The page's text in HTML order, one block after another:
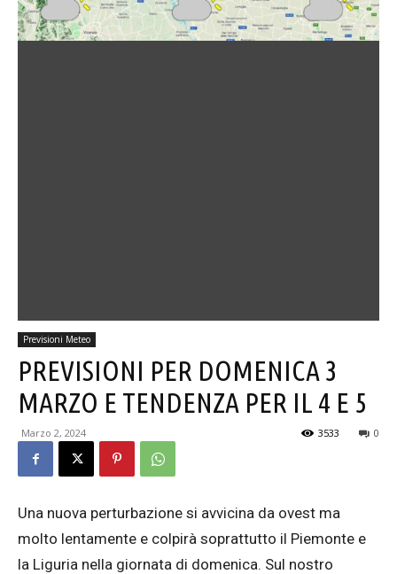
Previsioni Meteo
PREVISIONI PER DOMENICA 3
MARZO E TENDENZA PER IL 4 E 5
Marzo 2, 2024 0
3533
Una nuova perturbazione si avvicina da ovest ma
molto lentamente e colpirà soprattutto il Piemonte e
la Liguria nella giornata di domenica. Sul nostro